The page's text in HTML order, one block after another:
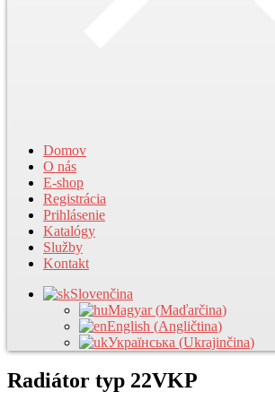
Domov
O nás
E-shop
Registrácia
Prihlásenie
Katalógy
Služby
Kontakt
Slovenčina
Magyar (Maďarčina)
English (Angličtina)
Українська (Ukrajinčina)
Radiátor typ 22VKP